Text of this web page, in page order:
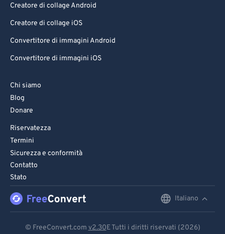
Creatore di collage Android
Creatore di collage iOS
Convertitore di immagini Android
Convertitore di immagini iOS
Chi siamo
Blog
Donare
Riservatezza
Termini
Sicurezza e conformità
Contatto
Stato
Italiano
© FreeConvert.com v2.30E Tutti i diritti riservati (2026)